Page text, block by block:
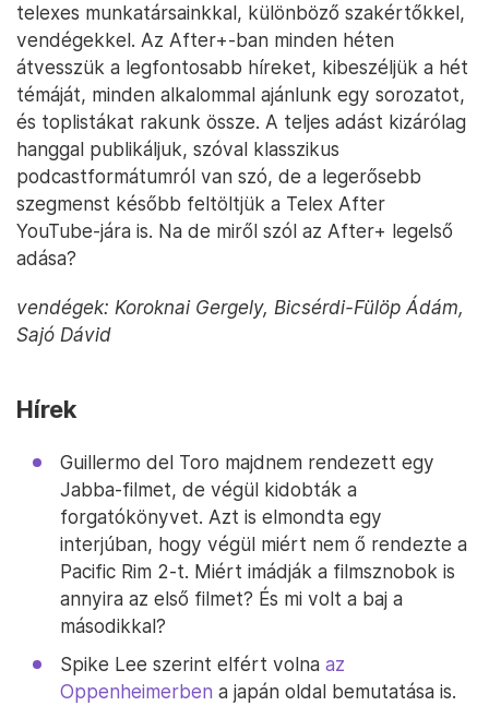
telexes munkatársainkkal, különböző szakértőkkel,
vendégekkel. Az After+-ban minden héten
átvesszük a legfontosabb híreket, kibeszéljük a hét
témáját, minden alkalommal ajánlunk egy sorozatot,
és toplistákat rakunk össze. A teljes adást kizárólag
hanggal publikáljuk, szóval klasszikus
podcastformátumról van szó, de a legerősebb
szegmenst később feltöltjük a Telex After
YouTube-jára is. Na de miről szól az After+ legelső
adása?
vendégek: Koroknai Gergely, Bicsérdi-Fülöp Ádám,
Sajó Dávid
Hírek
Guillermo del Toro majdnem rendezett egy
Jabba-filmet, de végül kidobták a
forgatókönyvet. Azt is elmondta egy
interjúban, hogy végül miért nem ő rendezte a
Pacific Rim 2-t. Miért imádják a filmsznobok is
annyira az első filmet? És mi volt a baj a
másodikkal?
Spike Lee szerint elfért volna az
Oppenheimerben a japán oldal bemutatása is.